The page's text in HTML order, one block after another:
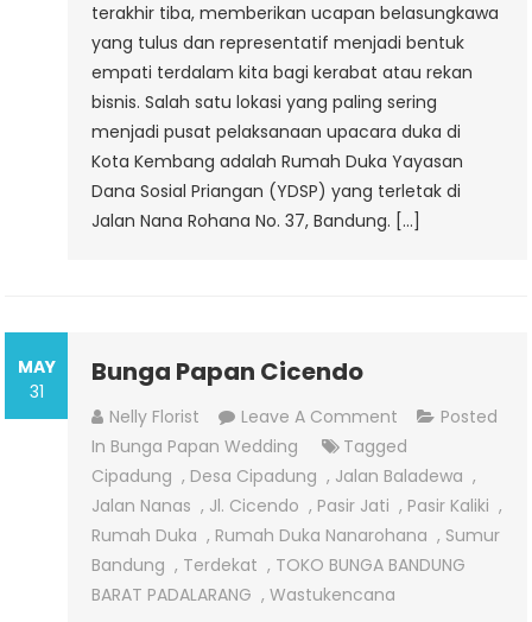
terakhir tiba, memberikan ucapan belasungkawa
yang tulus dan representatif menjadi bentuk
empati terdalam kita bagi kerabat atau rekan
bisnis. Salah satu lokasi yang paling sering
menjadi pusat pelaksanaan upacara duka di
Kota Kembang adalah Rumah Duka Yayasan
Dana Sosial Priangan (YDSP) yang terletak di
Jalan Nana Rohana No. 37, Bandung. […]
MAY
31
Bunga Papan Cicendo
Nelly Florist Leave A Comment On
Bunga
Papan
Cicendo
Posted
In Bunga Papan Wedding
Tagged
Cipadung , Desa Cipadung , Jalan Baladewa ,
Jalan Nanas , Jl. Cicendo , Pasir Jati , Pasir Kaliki ,
Rumah Duka , Rumah Duka Nanarohana , Sumur
Bandung , Terdekat , TOKO BUNGA BANDUNG
BARAT PADALARANG ,Wastukencana